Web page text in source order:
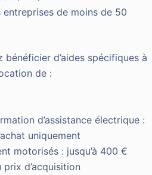
de moins de 50
d’aides spécifiques à
de :
d’assistance électrique :
uniquement
motorisés : jusqu’à 400 €
d’acquisition